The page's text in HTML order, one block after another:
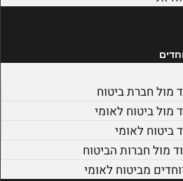
מול חברת ביטוח
מול ביטוח לאומי
ביטוח לאומי
מול חברות הביטוח
מביטוח לאומי